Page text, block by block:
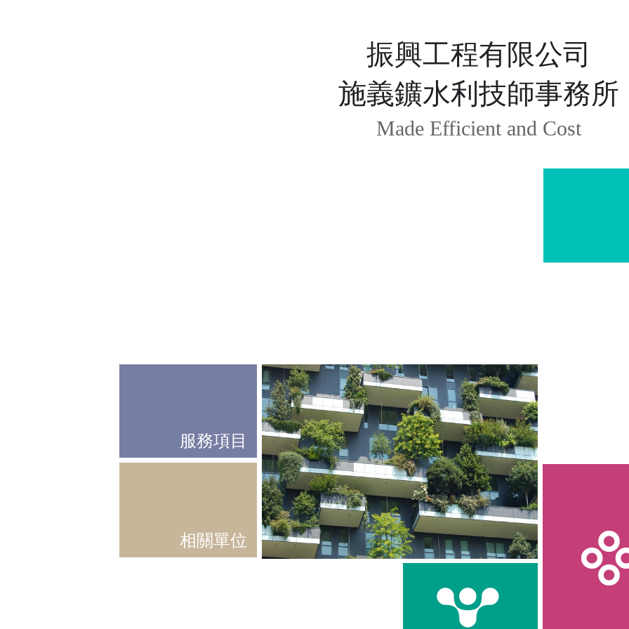
服務項目
相關單位
振興工程有限公司
施義鑛水利技師事務所
Made Efficient and Cost